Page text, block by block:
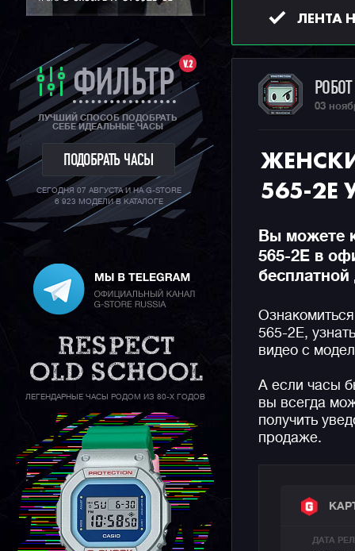
V.2
ФИЛЬТР
ЛУЧШИЙ СПОСОБ ПОДОБРАТЬ
СЕБЕ ИДЕАЛЬНЫЕ ЧАСЫ
ПОДОБРАТЬ ЧАСЫ
СЕГОДНЯ 07 АВГУСТА И НА G-STORE
6 923 МОДЕЛИ В КАТАЛОГЕ
ЛЕГЕНДАРНЫЕ ЧАСЫ РОДОМ ИЗ 80-Х ГОДОВ
ЛЕНТА
03
565-2E
Вы можете
565-2E в
565-2E,
видео с
А если часы
вы всегда
получить
продаже.
ДАТА